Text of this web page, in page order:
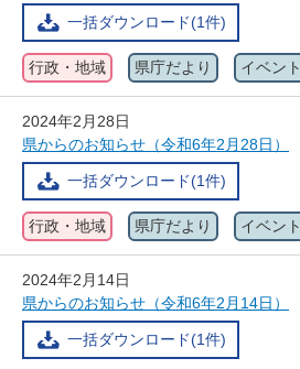
一括ダウンロード(1件)
行政・地域 県庁だより イベント
2024年2月28日
県からのお知らせ（令和6年2月28日）
一括ダウンロード(1件)
行政・地域 県庁だより イベント
2024年2月14日
県からのお知らせ（令和6年2月14日）
一括ダウンロード(1件)